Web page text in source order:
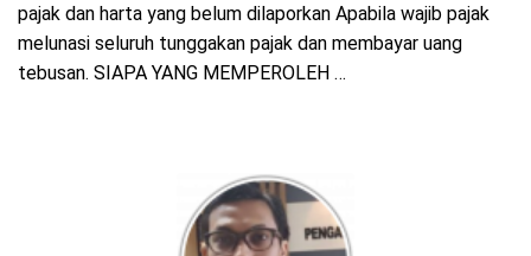
pajak dan harta yang belum dilaporkan Apabila wajib pajak
melunasi seluruh tunggakan pajak dan membayar uang
tebusan. SIAPA YANG MEMPEROLEH …